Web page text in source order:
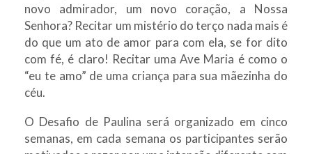
novo admirador, um novo coração, a Nossa
Senhora? Recitar um mistério do terço nada mais é
do que um ato de amor para com ela, se for dito
com fé, é claro! Recitar uma Ave Maria é como o
“eu te amo” de uma criança para sua mãezinha do
céu.
O Desafio de Paulina será organizado em cinco
semanas, em cada semana os participantes serão